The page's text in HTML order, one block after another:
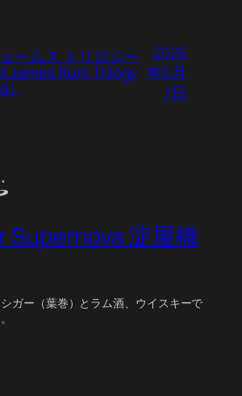
ームス トリロジー
James Rum Trilogy
2026
年5月
7日
Supernova 淀屋橋
ガー（葉巻）とラム酒、ウイスキーで